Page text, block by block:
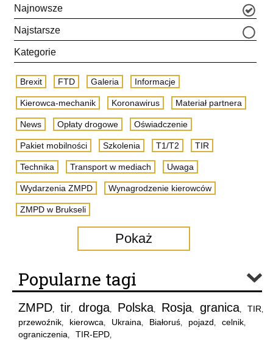
Najnowsze
Najstarsze
Kategorie
Brexit FTD Galeria Informacje
Kierowca-mechanik Koronawirus Materiał partnera
News Opłaty drogowe Oświadczenie
Pakiet mobilności Szkolenia T1/T2 TIR
Technika Transport w mediach Uwaga
Wydarzenia ZMPD Wynagrodzenie kierowców
ZMPD w Brukseli
Pokaż
Popularne tagi
ZMPD, tir, droga, Polska, Rosja, granica, TIR,
przewoźnik, kierowca, Ukraina, Białoruś, pojazd, celnik,
ograniczenia, TIR-EPD,